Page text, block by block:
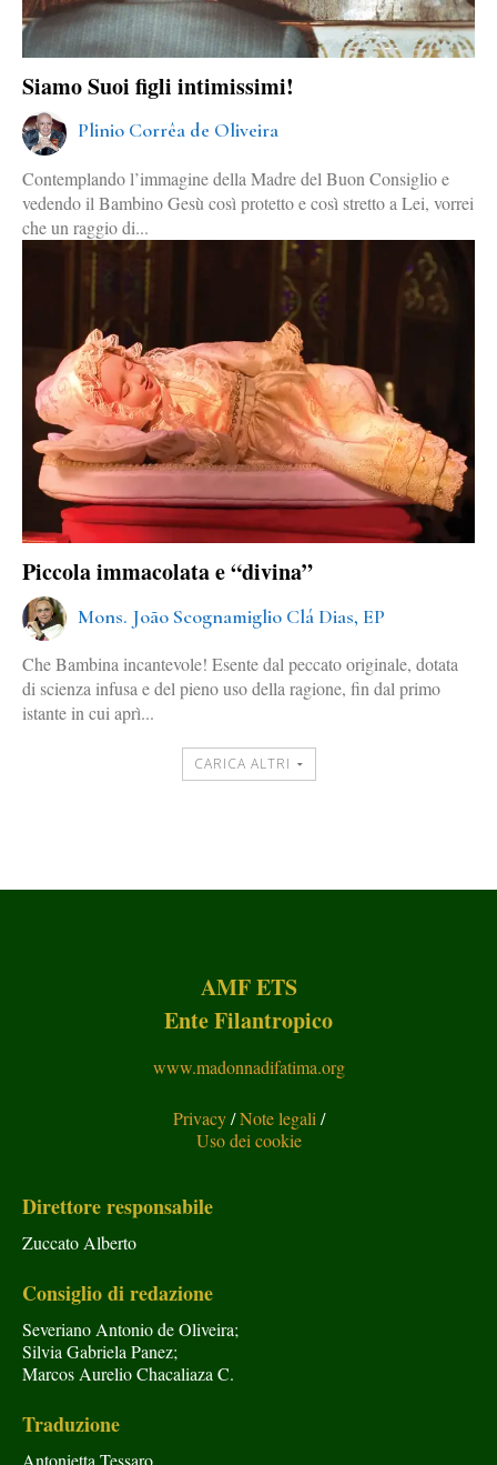
Siamo Suoi figli intimissimi!
Plinio Corrêa de Oliveira
Contemplando l’immagine della Madre del Buon Consiglio e
vedendo il Bambino Gesù così protetto e così stretto a Lei, vorrei
che un raggio di...
Piccola immacolata e “divina”
Mons. João Scognamiglio Clá Dias, EP
Che Bambina incantevole! Esente dal peccato originale, dotata
di scienza infusa e del pieno uso della ragione, fin dal primo
istante in cui aprì...
CARICA ALTRI
AMF ETS
Ente Filantropico
www.madonnadifatima.org
Privacy/Note legali /
Uso dei cookie
Direttore responsabile
Zuccato Alberto
Consiglio di redazione
Severiano Antonio de Oliveira;
Silvia Gabriela Panez;
Marcos Aurelio Chacaliaza C.
Traduzione
Antonietta Tessaro